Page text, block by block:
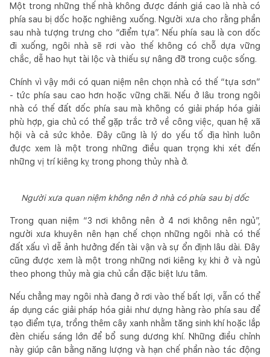
Một trong những thế nhà không được đánh giá cao là nhà có
phía sau bị dốc hoặc nghiêng xuống. Người xưa cho rằng phần
sau nhà tượng trưng cho “điểm tựa”. Nếu phía sau là con dốc
đi xuống, ngôi nhà sẽ rơi vào thế không có chỗ dựa vững
chắc, dễ hao hụt tài lộc và thiếu sự nâng đỡ trong cuộc sống.
Chính vì vậy mới có quan niệm nên chọn nhà có thế “tựa sơn”
- tức phía sau cao hơn hoặc vững chãi. Nếu ở lâu trong ngôi
nhà có thế đất dốc phía sau mà không có giải pháp hóa giải
phù hợp, gia chủ có thể gặp trắc trở về công việc, quan hệ xã
hội và cả sức khỏe. Đây cũng là lý do yếu tố địa hình luôn
được xem là một trong những điều quan trọng khi xét đến
những vị trí kiêng kỵ trong phong thủy nhà ở.
Người xưa quan niệm không nên ở nhà có phía sau bị dốc
Trong quan niệm “3 nơi không nên ở 4 nơi không nên ngủ”,
người xưa khuyên nên hạn chế chọn những ngôi nhà có thế
đất xấu vì dễ ảnh hưởng đến tài vận và sự ổn định lâu dài. Đây
cũng được xem là một trong những nơi kiêng kỵ khi ở và ngủ
theo phong thủy mà gia chủ cần đặc biệt lưu tâm.
Nếu chẳng may ngôi nhà đang ở rơi vào thế bất lợi, vẫn có thể
áp dụng các giải pháp hóa giải như dựng hàng rào phía sau để
tạo điểm tựa, trồng thêm cây xanh nhằm tăng sinh khí hoặc lắp
đèn chiếu sáng lớn để bổ sung dương khí. Những điều chỉnh
này giúp cân bằng năng lượng và hạn chế phần nào tác động